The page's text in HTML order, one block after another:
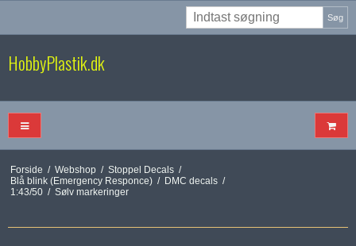
Søg
HobbyPlastik.dk
Forside / Webshop / Stoppel Decals /
Blå blink (Emergency Responce) / DMC decals /
1:43/50 / Sølv markeringer